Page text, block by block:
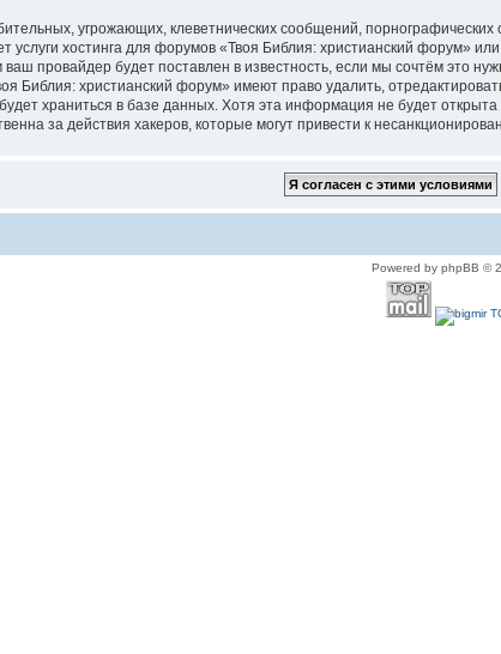
угрожающих, клеветнических сообщений,
услуги хостинга для форумов «Твоя Библия: христианский
провайдер будет поставлен в известность, если мы сочтём это
Библия: христианский форум» имеют право удалить,
храниться в базе данных. Хотя эта информация не будет
за действия хакеров, которые могут привести к
Powered by phpBB ©